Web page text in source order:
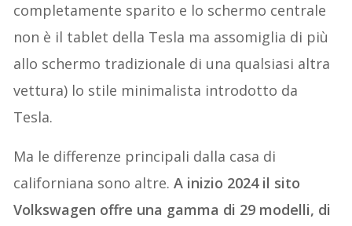
completamente sparito e lo schermo centrale
non è il tablet della Tesla ma assomiglia di più
allo schermo tradizionale di una qualsiasi altra
vettura) lo stile minimalista introdotto da
Tesla.
Ma le differenze principali dalla casa di
californiana sono altre.A inizio 2024 il sito
Volkswagen offre una gamma di 29 modelli, di